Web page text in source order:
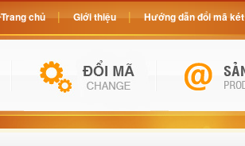
Trang chủ Giới thiệu Hướng dẫn đổi mã két